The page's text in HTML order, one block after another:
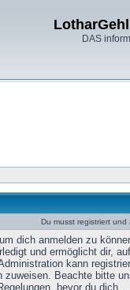
DAS
Du musst registriert
dich anmelden zu
und ermöglicht dir, auf
kann
zuweisen. Beachte bitte
bevor du dich